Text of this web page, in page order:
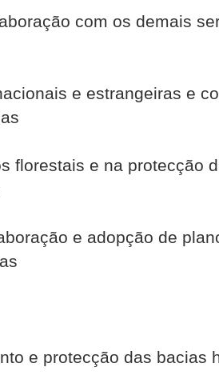
com os demais
e estrangeiras e
florestais e na protecção
e adopção de
e protecção das bacias